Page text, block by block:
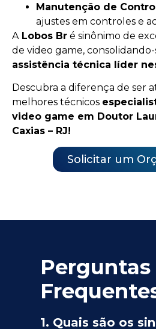
Manutenção de
ajustes em controles e
A Lobos Br é sinônimo de
de video game, consolidando-
assistência técnica líder
Descubra a diferença de ser
melhores técnicos
video game em Doutor
Caxias – RJ!
Solicitar um
Perguntas
1. Quais são os